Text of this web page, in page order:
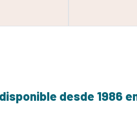
desde 1986